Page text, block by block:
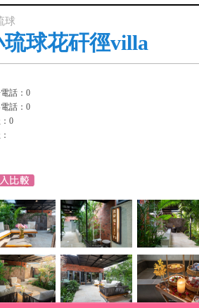
球
琉球花矸徑villa
話：0
話：0
0